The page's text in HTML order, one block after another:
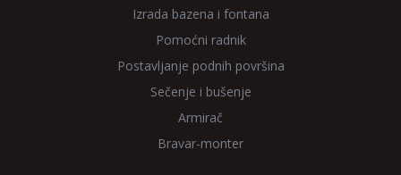
Izrada bazena i fontana
Pomoćni radnik
Postavljanje podnih površina
Sečenje i bušenje
Armirač
Bravar-monter